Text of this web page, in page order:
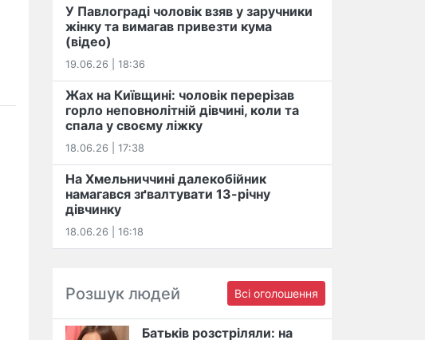
У Павлограді чоловік взяв у заручники
жінку та вимагав привезти кума
(відео)
19.06.26 | 18:36
Жах на Київщині: чоловік перерізав
горло неповнолітній дівчині, коли та
спала у своєму ліжку
18.06.26 | 17:38
На Хмельниччині далекобійник
намагався зґвалтувати 13-річну
дівчинку
18.06.26 | 16:18
Розшук людей Всі оголошення
Батьків розстріляли: на